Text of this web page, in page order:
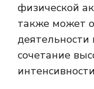
физической
также может
сочетание